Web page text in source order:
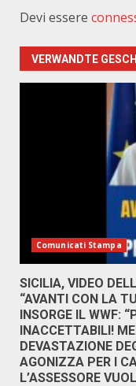
Devi essere
VERWANDTE
Comunicati Stampa
SICILIA, VIDEO
“AVANTI CON LA
INSORGE IL WWF:
INACCETTABILI!
DEVASTAZIONE
AGONIZZA PER I
L’ASSESSORE